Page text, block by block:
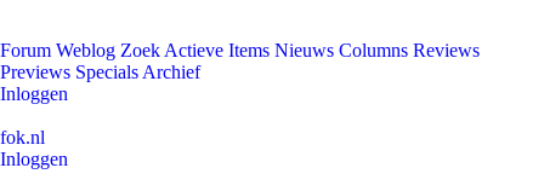
Forum Weblog Zoek Actieve Items Nieuws Columns Reviews
Previews Specials Archief
Inloggen
fok.nl
Inloggen